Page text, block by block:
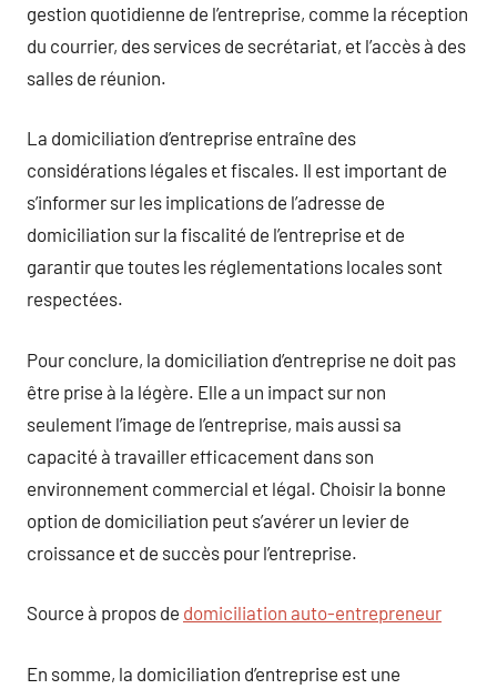
gestion quotidienne de l’entreprise, comme la réception
du courrier, des services de secrétariat, et l’accès à des
salles de réunion.
La domiciliation d’entreprise entraîne des
considérations légales et fiscales. Il est important de
s’informer sur les implications de l’adresse de
domiciliation sur la fiscalité de l’entreprise et de
garantir que toutes les réglementations locales sont
respectées.
Pour conclure, la domiciliation d’entreprise ne doit pas
être prise à la légère. Elle a un impact sur non
seulement l’image de l’entreprise, mais aussi sa
capacité à travailler efficacement dans son
environnement commercial et légal. Choisir la bonne
option de domiciliation peut s’avérer un levier de
croissance et de succès pour l’entreprise.
Source à propos de domiciliation auto-entrepreneur
En somme, la domiciliation d’entreprise est une